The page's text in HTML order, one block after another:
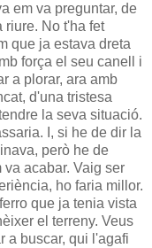
em va preguntar, de
riure. No t'ha fet
que ja estava dreta
força el seu canell i
a plorar, ara amb
d'una tristesa
la seva situació.
I, si he de dir la
però he de
acabar. Vaig ser
ho faria millor.
que ja tenia vista
el terreny. Veus
a buscar, qui l'agafi